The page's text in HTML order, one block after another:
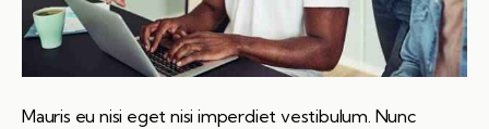
Mauris eu nisi eget nisi imperdiet vestibulum. Nunc